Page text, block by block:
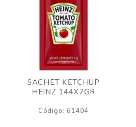
SACHET KETCHUP
HEINZ 144X7GR
Código: 61404